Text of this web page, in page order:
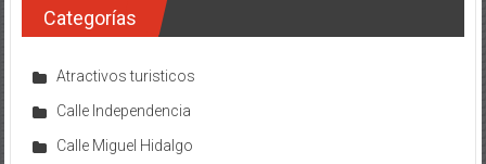
Categorías
Atractivos turisticos
Calle Independencia
Calle Miguel Hidalgo